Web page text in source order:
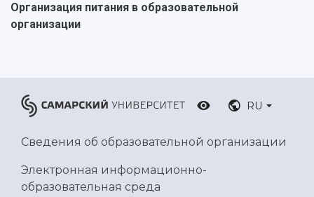
Организация питания в образовательной
организации
RU
Сведения об образовательной организации
Электронная информационно-
образовательная среда